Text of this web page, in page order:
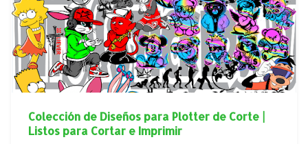
Colección de Diseños para Plotter de Corte |
Listos para Cortar e Imprimir